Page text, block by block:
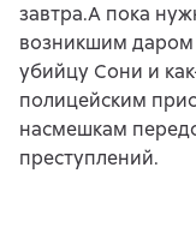
завтра.А пока
возникшим даром
убийцу Сони и
полицейским
насмешкам
преступлений.